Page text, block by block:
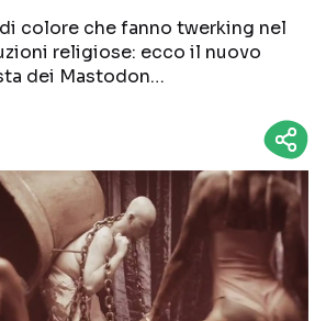
colore che fanno twerking nel
religiose: ecco il nuovo
dei Mastodon…